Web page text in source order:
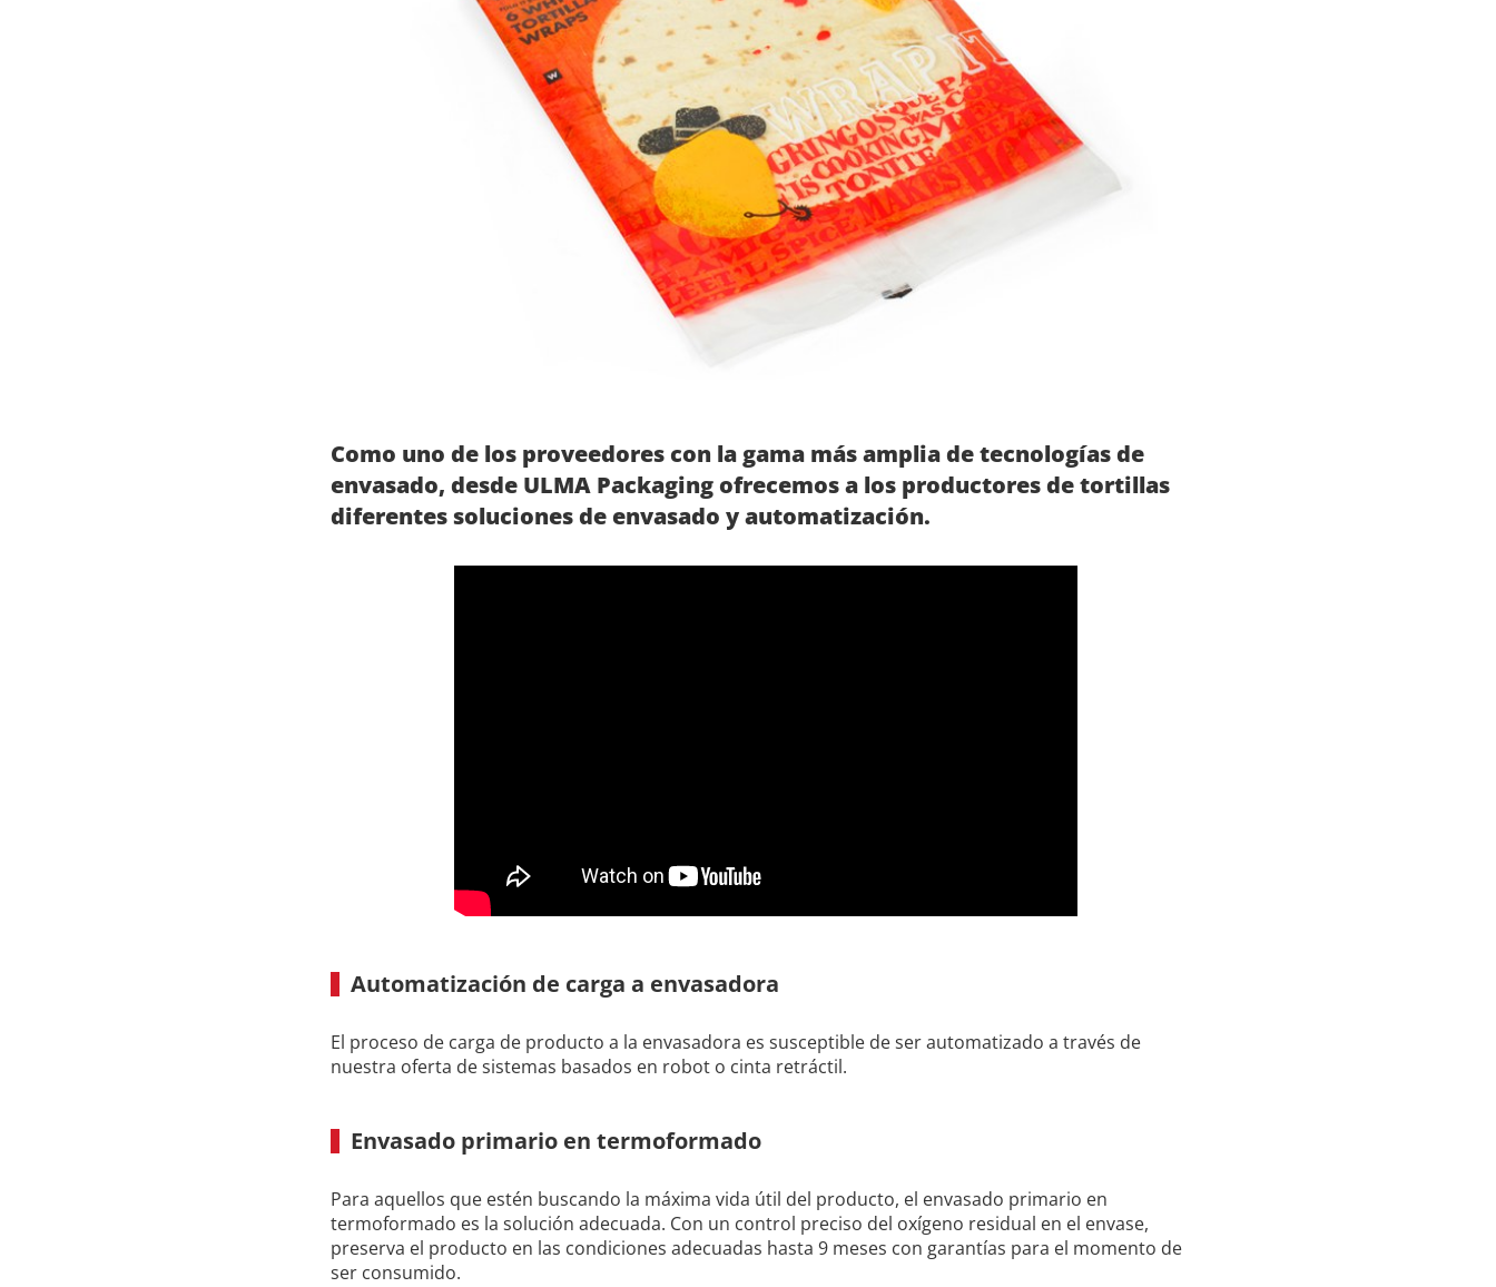
Como uno de los proveedores con la gama más amplia de tecnologías de
envasado, desde ULMA Packaging ofrecemos a los productores de tortillas
diferentes soluciones de envasado y automatización.
Automatización de carga a envasadora
El proceso de carga de producto a la envasadora es susceptible de ser automatizado a través de
nuestra oferta de sistemas basados en robot o cinta retráctil.
Envasado primario en termoformado
Para aquellos que estén buscando la máxima vida útil del producto, el envasado primario en
termoformado es la solución adecuada. Con un control preciso del oxígeno residual en el envase,
preserva el producto en las condiciones adecuadas hasta 9 meses con garantías para el momento de
ser consumido.